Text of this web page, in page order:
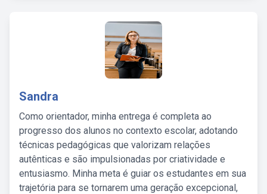
Sandra
Como orientador, minha entrega é completa ao
progresso dos alunos no contexto escolar, adotando
técnicas pedagógicas que valorizam relações
autênticas e são impulsionadas por criatividade e
entusiasmo. Minha meta é guiar os estudantes em sua
trajetória para se tornarem uma geração excepcional,